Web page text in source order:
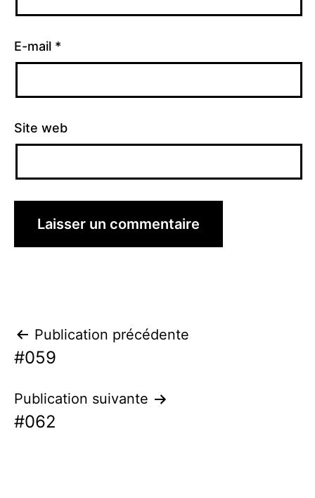
E-mail *
Site web
Navigation
de
l’article
Publication précédente
#059
Publication suivante
#062